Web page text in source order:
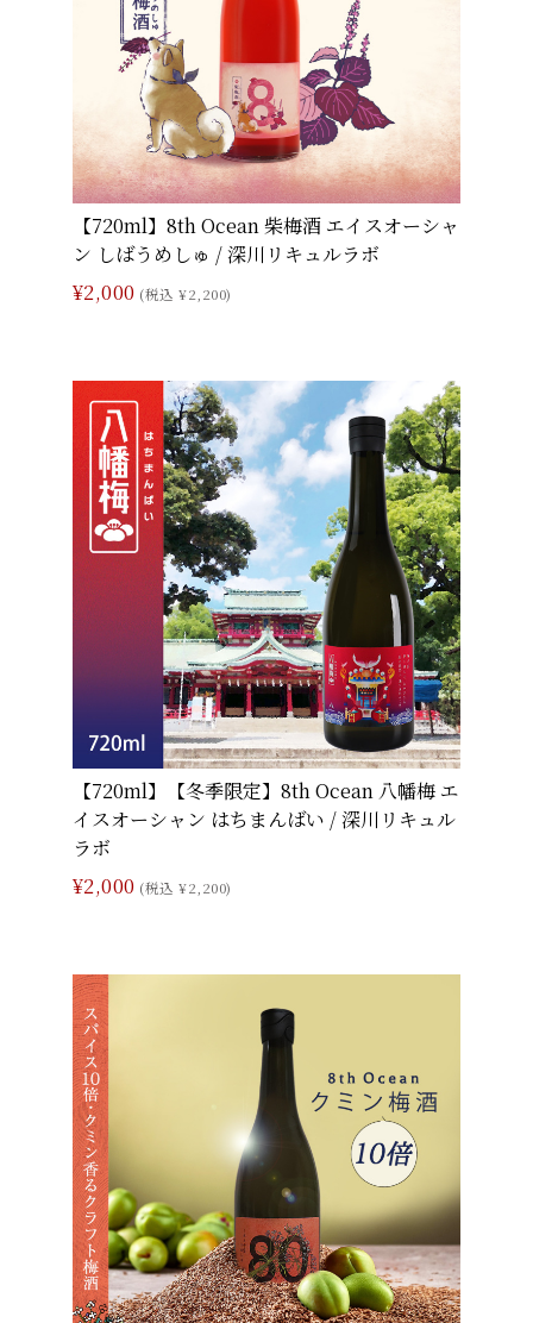
【720ml】8th Ocean 柴梅酒 エイスオーシャ
ン しばうめしゅ / 深川リキュルラボ
¥2,000 (税込 ¥2,200)
【720ml】【冬季限定】8th Ocean 八幡梅 エ
イスオーシャン はちまんばい / 深川リキュル
ラボ
¥2,000 (税込 ¥2,200)